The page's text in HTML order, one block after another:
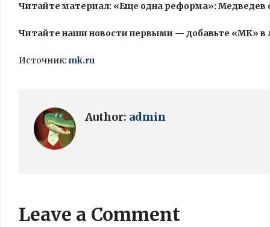
Читайте материал: «Еще одна реформа»: Медведев
Читайте наши новости первыми — добавьте «МК» в
Источник: mk.ru
Author: admin
Leave a Comment